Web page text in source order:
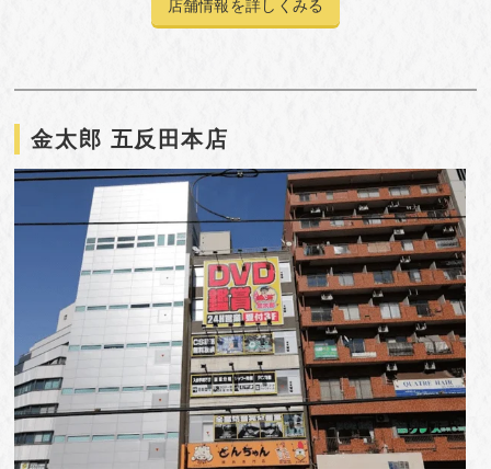
店舗情報を詳しくみる
金太郎 五反田本店